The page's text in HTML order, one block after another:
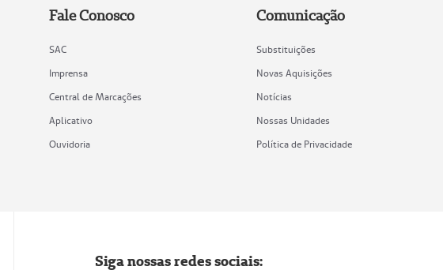
Fale Conosco
SAC
Imprensa
Central de Marcações
Aplicativo
Ouvidoria
Comunicação
Substituições
Novas Aquisições
Notícias
Nossas Unidades
Política de Privacidade
Siga nossas redes sociais: